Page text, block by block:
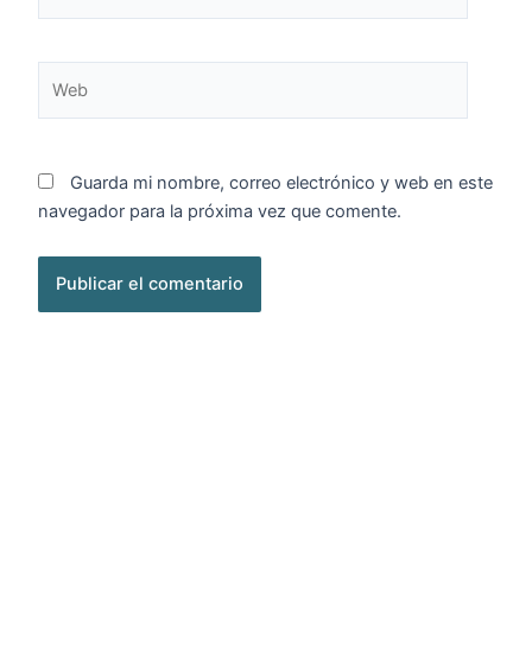
Guarda mi nombre, correo electrónico y web en este
navegador para la próxima vez que comente.